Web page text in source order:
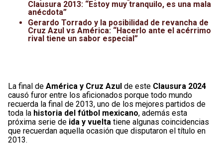
Clausura 2013: “Estoy muy tranquilo, es una mala
anécdota”
Gerardo Torrado y la posibilidad de revancha de
Cruz Azul vs América: “Hacerlo ante el acérrimo
rival tiene un sabor especial”
La final de América y Cruz Azul de este Clausura 2024
causó furor entre los aficionados porque todo mundo
recuerda la final de 2013, uno de los mejores partidos de
toda la historia del fútbol mexicano, además esta
próxima serie de ida y vuelta tiene algunas coincidencias
que recuerdan aquella ocasión que disputaron el título en
2013.